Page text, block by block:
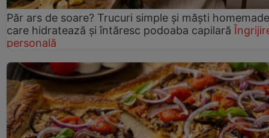
Păr ars de soare? Trucuri simple și măști homemade
care hidratează și întăresc podoaba capilară
personală